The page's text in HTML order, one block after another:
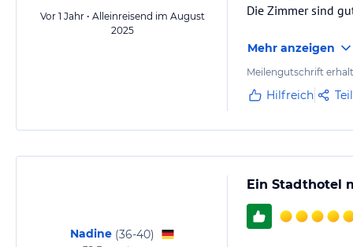
Vor 1 Jahr • Alleinreisend im August
2025
Die Zimmer sind
Mehr anzeigen
Meilengutschrift
Hilfreich
Nadine (36-40)
Ein Stadthotel